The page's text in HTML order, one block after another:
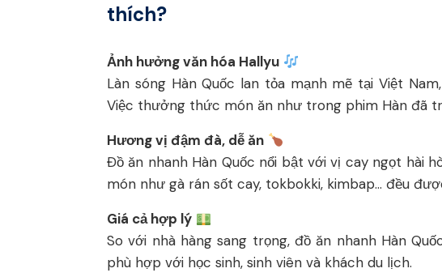
thích?
Ảnh hưởng văn hóa Hallyu
Làn sóng Hàn Quốc lan tỏa mạnh mẽ tại Việt
Việc thưởng thức món ăn như trong phim Hàn đã
Hương vị đậm đà, dễ ăn
Đồ ăn nhanh Hàn Quốc nổi bật với vị cay ngọt hài
món như gà rán sốt cay, tokbokki, kimbap… đều
Giá cả hợp lý
So với nhà hàng sang trọng, đồ ăn nhanh Hàn
phù hợp với học sinh, sinh viên và khách du lịch.